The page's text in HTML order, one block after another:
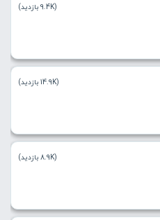
(9.4K بازدید)
(14.9K بازدید)
(8.9K بازدید)